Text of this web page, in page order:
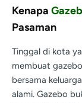
Kenapa
Pasaman
Tinggal di kota
membuat
bersama
alami. Gazebo